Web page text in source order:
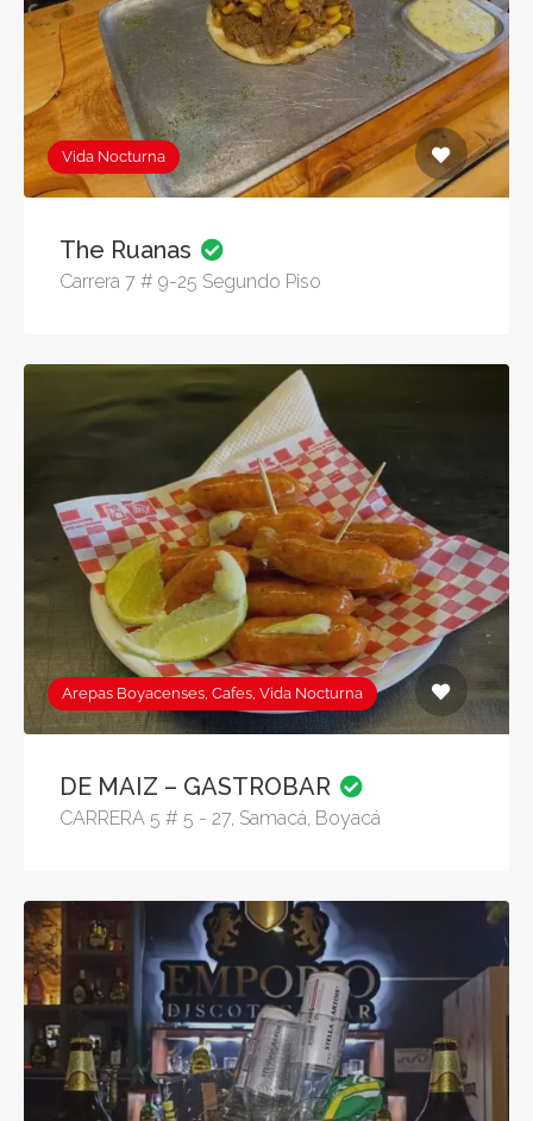
Vida Nocturna
The Ruanas
Carrera 7 # 9-25 Segundo Piso
Arepas Boyacenses, Cafes, Vida Nocturna
DE MAIZ – GASTROBAR
CARRERA 5 # 5 - 27, Samacá, Boyacá